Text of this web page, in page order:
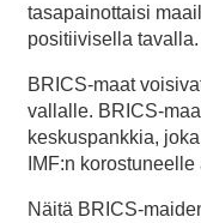
tasapainottaisi
positiivisella tavalla.
BRICS-maat
vallalle. BRICS-
keskuspankkia,
IMF:n
Näitä BRICS-